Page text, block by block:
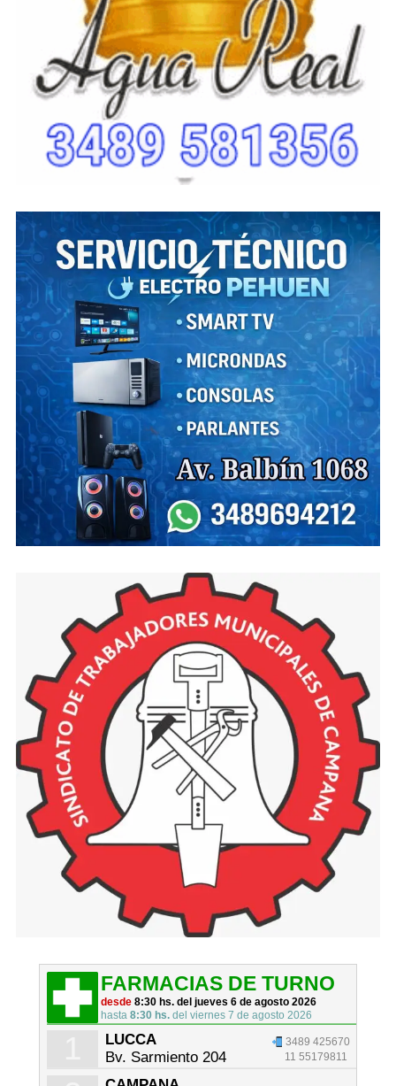
FARMACIAS DE TURNO
desde8:30 hs. del jueves 6 de agosto 2026
hasta8:30 hs. del viernes 7 de agosto 2026
LUCCA
Bv. Sarmiento 204
3489 425670
11 55179811